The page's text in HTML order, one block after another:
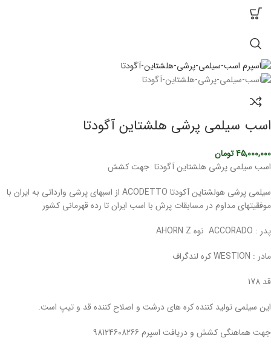
اسب سیلمی پرشی هلشتاین آگودتا
45,000,000تومان
اسب سیلمی پرشی هلشتاین آگودتا جهت کشش
سیلمی پرشی هولشتاین آکودتا ACODETTO از اسبهای پرشی وارداتی به ایران با
موفقیتهای مداوم در مسابقات پرش با اسب ایران تا رده قهرمانی کشور
پدر : ACCORADO نوه AHORN Z
مادر : WESTION کره لندگراف
قد 178
این سیلمی تولید کننده کره های درشت و اصلاح کننده قد و تیپ است.
جهت هماهنگی کشش و دریافت اسپرم 98124608266